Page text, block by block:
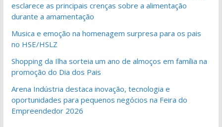
esclarece as principais crenças sobre a alimentação
durante a amamentação
Musica e emoção na homenagem surpresa para os pais
no HSE/HSLZ
Shopping da Ilha sorteia um ano de almoços em família na
promoção do Dia dos Pais
Arena Indústria destaca inovação, tecnologia e
oportunidades para pequenos negócios na Feira do
Empreendedor 2026